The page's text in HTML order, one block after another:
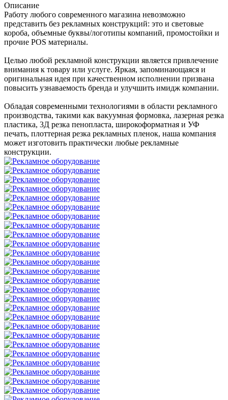
Описание
Работу любого современного магазина невозможно
представить без рекламных конструкций: это и световые
короба, объемные буквы/логотипы компаний, промостойки и
прочие POS материалы.
Целью любой рекламной конструкции является привлечение
внимания к товару или услуге. Яркая, запоминающаяся и
оригинальная идея при качественном исполнении призвана
повысить узнаваемость бренда и улучшить имидж компании.
Обладая современными технологиями в области рекламного
производства, такими как вакуумная формовка, лазерная резка
пластика, 3Д резка пенопласта, широкоформатная и УФ
печать, плоттерная резка рекламных пленок, наша компания
может изготовить практически любые рекламные
конструкции.